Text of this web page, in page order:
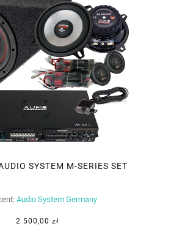
SYSTEM M-SERIES SET
Audio System Germany
2 500,00 zł